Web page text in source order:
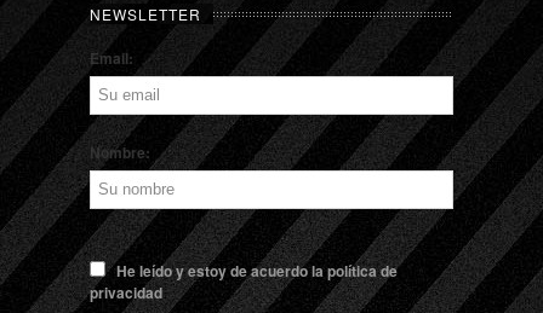
NEWSLETTER
Email:
Nombre:
He leído y estoy de acuerdo la política de
privacidad